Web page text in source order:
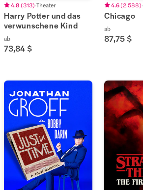
4.8(313) Theater
Harry Potter und das
verwunschene Kind
ab
73,84 $
4.6(2.588)
Chicago
ab
87,75 $